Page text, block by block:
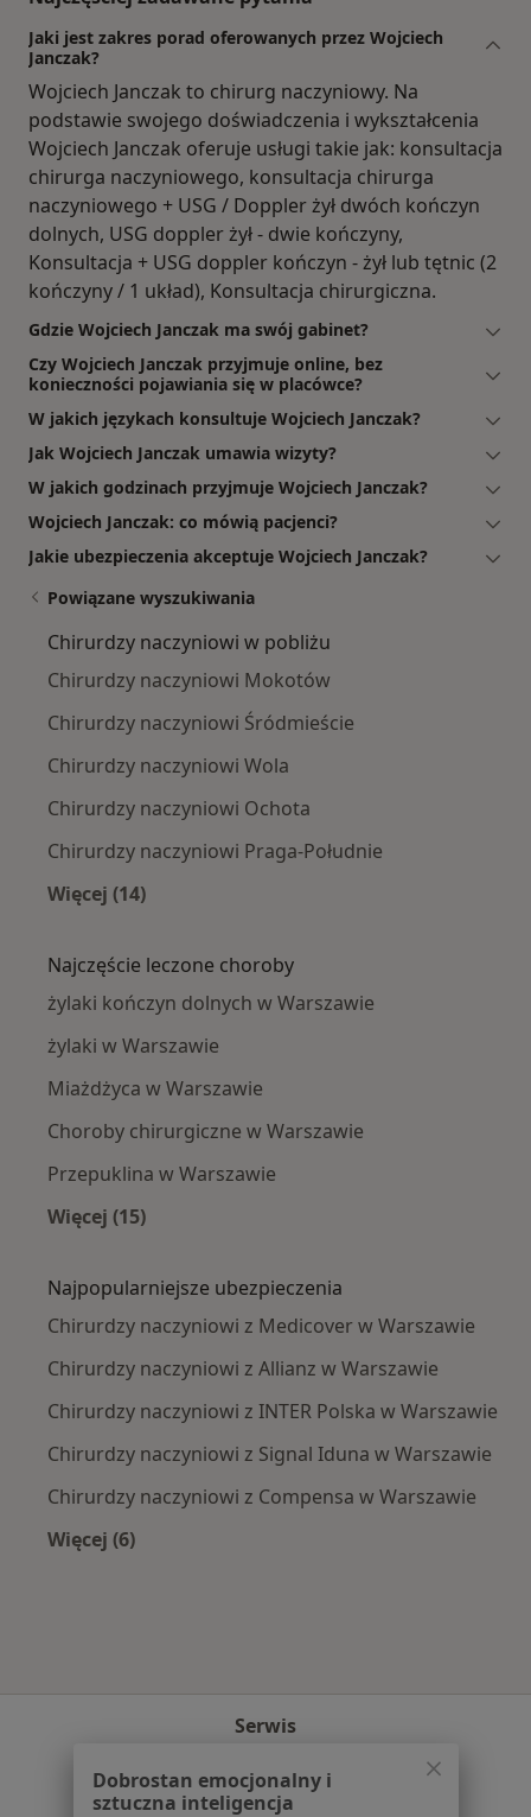
Jaki jest zakres porad oferowanych przez Wojciech
Janczak?
Wojciech Janczak to chirurg naczyniowy. Na
podstawie swojego doświadczenia i wykształcenia
Wojciech Janczak oferuje usługi takie jak: konsultacja
chirurga naczyniowego, konsultacja chirurga
naczyniowego + USG / Doppler żył dwóch kończyn
dolnych, USG doppler żył - dwie kończyny,
Konsultacja + USG doppler kończyn - żył lub tętnic (2
kończyny / 1 układ), Konsultacja chirurgiczna.
Gdzie Wojciech Janczak ma swój gabinet?
Czy Wojciech Janczak przyjmuje online, bez
konieczności pojawiania się w placówce?
W jakich językach konsultuje Wojciech Janczak?
Jak Wojciech Janczak umawia wizyty?
W jakich godzinach przyjmuje Wojciech Janczak?
Wojciech Janczak: co mówią pacjenci?
Jakie ubezpieczenia akceptuje Wojciech Janczak?
Powiązane wyszukiwania
Chirurdzy naczyniowi w pobliżu
Chirurdzy naczyniowi Mokotów
Chirurdzy naczyniowi Śródmieście
Chirurdzy naczyniowi Wola
Chirurdzy naczyniowi Ochota
Chirurdzy naczyniowi Praga-Południe
Więcej (14)
Najczęście leczone choroby
żylaki kończyn dolnych w Warszawie
żylaki w Warszawie
Miażdżyca w Warszawie
Choroby chirurgiczne w Warszawie
Przepuklina w Warszawie
Więcej (15)
Najpopularniejsze ubezpieczenia
Chirurdzy naczyniowi z Medicover w Warszawie
Chirurdzy naczyniowi z Allianz w Warszawie
Chirurdzy naczyniowi z INTER Polska w Warszawie
Chirurdzy naczyniowi z Signal Iduna w Warszawie
Chirurdzy naczyniowi z Compensa w Warszawie
Więcej (6)
Serwis
Regulamin
Polityka prywatności pacjentów
Dobrostan emocjonalny i
sztuczna inteligencja